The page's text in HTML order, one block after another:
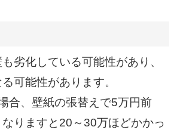
劣化している可能性があり、
可能性があります。
合、壁紙の張替えで5万円前
りますと20～30万ほどかかっ